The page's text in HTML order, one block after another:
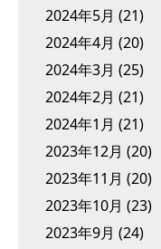
2024年5月 (21)
2024年4月 (20)
2024年3月 (25)
2024年2月 (21)
2024年1月 (21)
2023年12月 (20)
2023年11月 (20)
2023年10月 (23)
2023年9月 (24)